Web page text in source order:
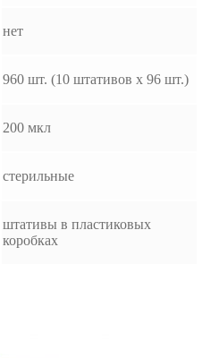
нет
960 шт. (10 штативов х 96 шт.)
200 мкл
стерильные
штативы в пластиковых
коробках